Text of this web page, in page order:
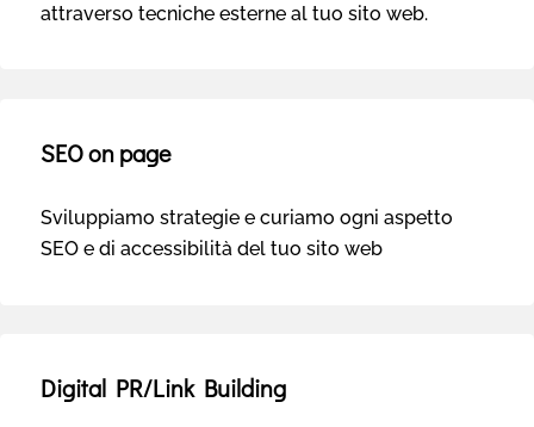
attraverso tecniche esterne al tuo sito web.
SEO on page
Sviluppiamo strategie e curiamo ogni aspetto
SEO e di accessibilità del tuo sito web
Digital PR/Link Building